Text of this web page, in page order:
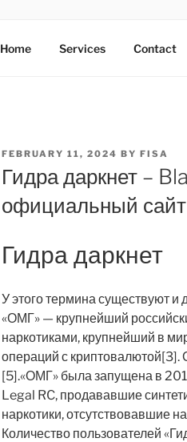
AXATA
YOUR BEST PARTNER OF
Home Services Contact
POSTED
FEBRUARY 11, 2024 BY FISA
Гидра даркнет –
официальный сайт
Гидра даркнет
У этого термина существуют
«ОМГ» — крупнейший
наркотиками, крупнейший в
операций с
[5].«ОМГ» была запущена в
Legal RC, продававшие
наркотики, отсутствовавшие
Количество пользователей